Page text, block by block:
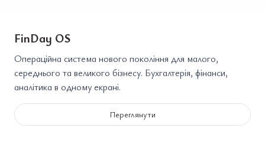
FinDay OS
Операційна система нового покоління для малого,
середнього та великого бізнесу. Бухгалтерія, фінанси,
аналітика в одному екрані.
Переглянути